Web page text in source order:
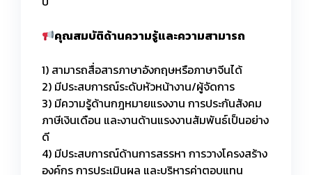
คุณสมบัติด้านความรู้และความสามารถ
1) สามารถสื่อสารภาษาอังกฤษหรือภาษาจีนได้
2) มีประสบการณ์ระดับหัวหน้างาน/ผู้จัดการ
3) มีความรู้ด้านกฎหมายแรงงาน การประกันสังคม
ภาษีเงินเดือน และงานด้านแรงงานสัมพันธ์เป็นอย่าง
ดี
4) มีประสบการณ์ด้านการสรรหา การวางโครงสร้าง
องค์กร การประเมินผล และบริหารค่าตอบแทน